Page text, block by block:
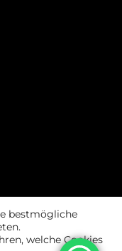
bestmögliche
welche Cookies